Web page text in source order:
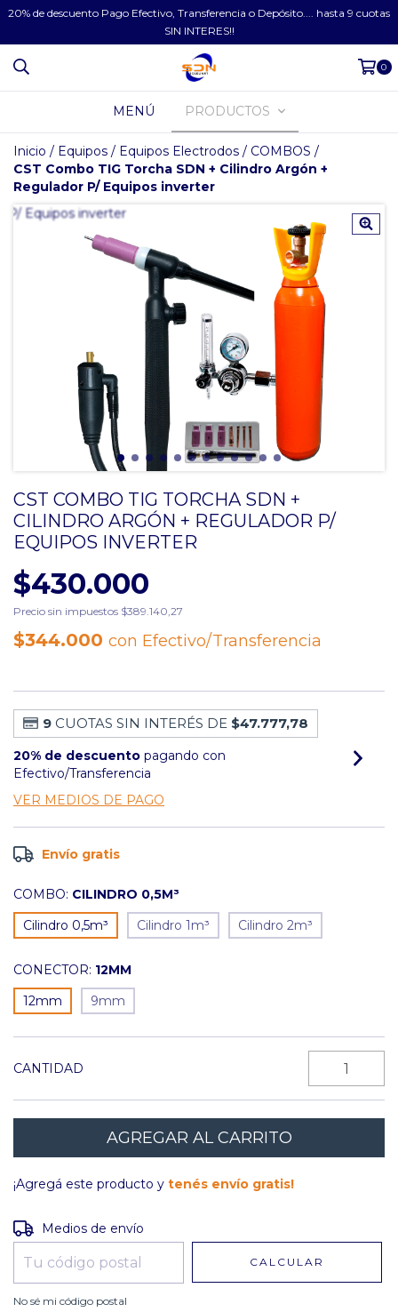
20% de descuento Pago Efectivo, Transferencia o Depósito.... hasta 9 cuotas
SIN INTERES!!
0
MENÚ PRODUCTOS
Inicio / Equipos / Equipos Electrodos / COMBOS /
CST Combo TIG Torcha SDN + Cilindro Argón +
Regulador P/ Equipos inverter
CST COMBO TIG TORCHA SDN +
CILINDRO ARGÓN + REGULADOR P/
EQUIPOS INVERTER
$430.000
Precio sin impuestos $389.140,27
$344.000 con Efectivo/Transferencia
9 CUOTAS SIN INTERÉS DE $47.777,78
20% de descuento pagando con
Efectivo/Transferencia
VER MEDIOS DE PAGO
Envío gratis
COMBO: CILINDRO 0,5M³
Cilindro 0,5m³
Cilindro 1m³ Cilindro 2m³
CONECTOR: 12MM
12mm
9mm
CANTIDAD
¡Agregá este producto y tenés envío gratis!
Entregas para el CP:
Medios de envío
CALCULAR
No sé mi código postal